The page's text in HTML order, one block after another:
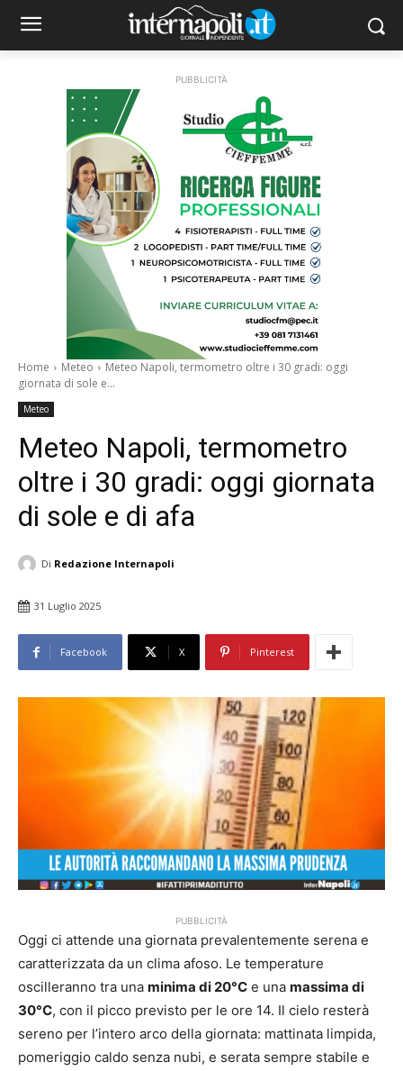
PUBBLICITÀ
Home Meteo
Meteo Napoli, termometro oltre i 30 gradi: oggi
giornata di sole e...
Meteo
Meteo Napoli, termometro
oltre i 30 gradi: oggi giornata
di sole e di afa
Di Redazione Internapoli
31 Luglio 2025
Facebook X Pinterest
PUBBLICITÀ
Oggi ci attende una giornata prevalentemente serena e
caratterizzata da un clima afoso. Le temperature
oscilleranno tra una minima di 20°C e una massima di
30°C, con il picco previsto per le ore 14. Il cielo resterà
sereno per l’intero arco della giornata: mattinata limpida,
pomeriggio caldo senza nubi, e serata sempre stabile e